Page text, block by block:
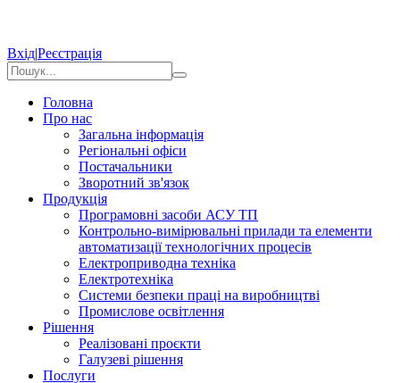
Вхід|Реєстрація
Головна
Про нас
Загальна інформація
Регіональні офіси
Постачальники
Зворотний зв'язок
Продукція
Програмовні засоби АСУ ТП
Контрольно-вимірювальні прилади та елементи
автоматизації технологічних процесів
Електроприводна техніка
Електротехніка
Системи безпеки праці на виробництві
Промислове освітлення
Рішення
Реалізовані проєкти
Галузеві рішення
Послуги